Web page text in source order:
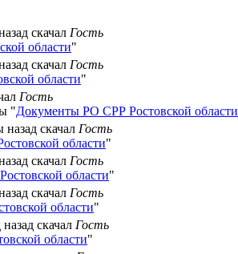
скачал Гость
области"
скачал Гость
области"
Гость
"Документы РО СРР Ростовской области
скачал Гость
области"
скачал Гость
области"
скачал Гость
области"
скачал Гость
области"